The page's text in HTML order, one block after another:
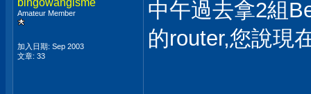
bingowangisme
Amateur Member
加入日期: Sep 2003
文章: 33
中午過去拿2組
的router,您說現